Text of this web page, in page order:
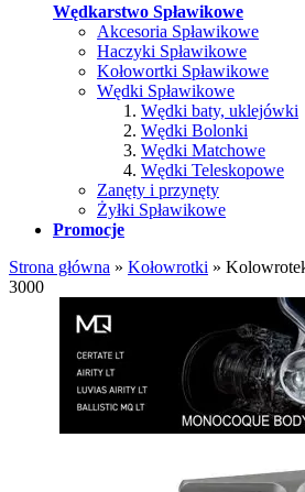
Wędkarstwo Spławikowe
Akcesoria Spławikowe
Haczyki Spławikowe
Kołowortki Spławikowe
Wędki Spławikowe
Wędki baty, uklejówki
Wędki Bolonki
Wędki Matchowe
Wędki Teleskopowe
Zanęty i przynęty
Żyłki Spławikowe
Promocje
Strona główna » Kołowrotki »
3000